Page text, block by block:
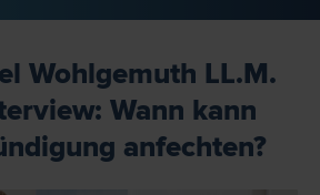
Wohlgemuth LL.M.
Wann kann
anfechten?